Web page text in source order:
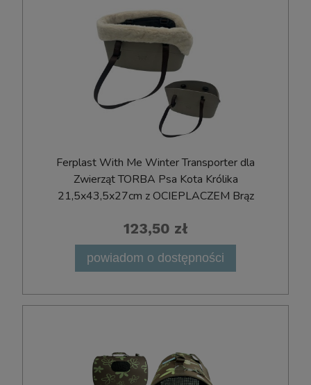
Ferplast With Me Winter Transporter dla
Zwierząt TORBA Psa Kota Królika
21,5x43,5x27cm z OCIEPLACZEM Brąz
123,50 zł
powiadom o dostępności